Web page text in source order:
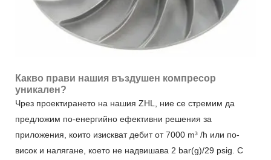
Какво прави нашия въздушен компресор
уникален?
Чрез проектирането на нашия ZHL, ние се стремим да
предложим по-енергийно ефективни решения за
приложения, които изискват дебит от 7000 m³ /h или по-
висок и налягане, което не надвишава 2 bar(g)/29 psig. С